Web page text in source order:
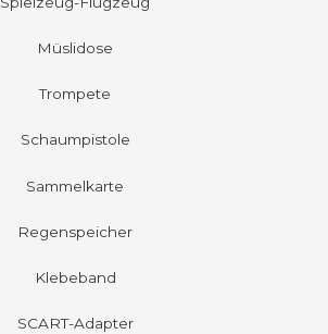
Müslidose
Trompete
Schaumpistole
Sammelkarte
Regenspeicher
Klebeband
SCART-Adapter